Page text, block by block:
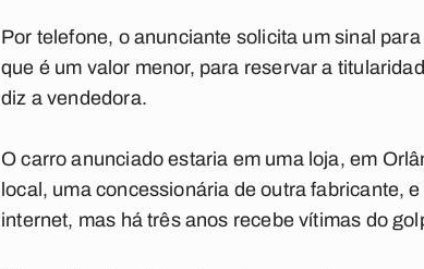
Por telefone, o anunciante solicita um sinal
que é um valor menor, para reservar a
diz a vendedora.
O carro anunciado estaria em uma loja, em
local, uma concessionária de outra fabricante,
internet, mas há três anos recebe vítimas do